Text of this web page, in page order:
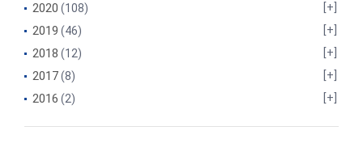
2020 (108)
2019 (46)
2018 (12)
2017(8)
2016 (2)